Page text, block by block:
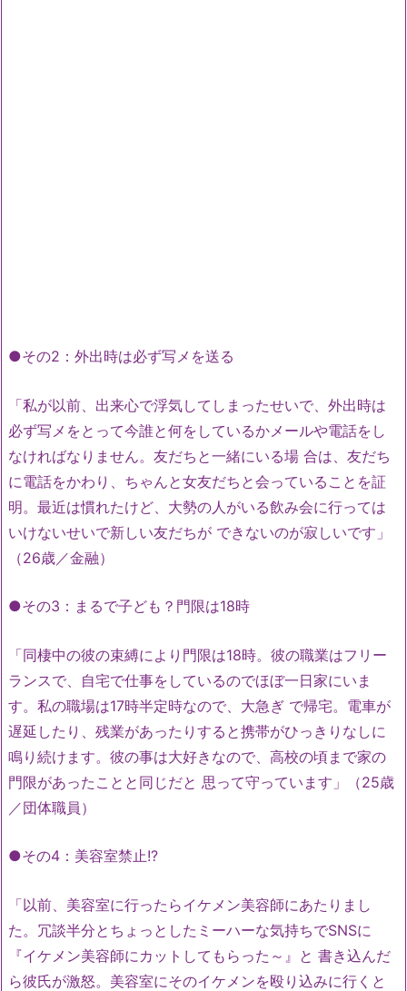
●その2：外出時は必ず写メを送る
「私が以前、出来心で浮気してしまったせいで、外出時は
必ず写メをとって今誰と何をしているかメールや電話をし
なければなりません。友だちと一緒にいる場 合は、友だち
に電話をかわり、ちゃんと女友だちと会っていることを証
明。最近は慣れたけど、大勢の人がいる飲み会に行っては
いけないせいで新しい友だちが できないのが寂しいです」
（26歳／金融）
●その3：まるで子ども？門限は18時
「同棲中の彼の束縛により門限は18時。彼の職業はフリー
ランスで、自宅で仕事をしているのでほぼ一日家にいま
す。私の職場は17時半定時なので、大急ぎ で帰宅。電車が
遅延したり、残業があったりすると携帯がひっきりなしに
鳴り続けます。彼の事は大好きなので、高校の頃まで家の
門限があったことと同じだと 思って守っています」（25歳
／団体職員）
●その4：美容室禁止!?
「以前、美容室に行ったらイケメン美容師にあたりまし
た。冗談半分とちょっとしたミーハーな気持ちでSNSに
『イケメン美容師にカットしてもらった～』と 書き込んだ
ら彼氏が激怒。美容室にそのイケメンを殴り込みに行くと